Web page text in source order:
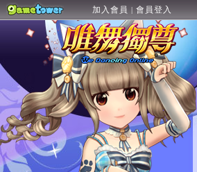
加入會員 | 會員登入